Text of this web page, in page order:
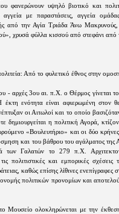
φανερώνουν υψηλό βιοτικό και
αγγεία με παραστάσεις, αγγεία
από την Αγία Τριάδα Άνω
χρυσά φύλλα κισσού από στεφάνι
Από το φυλετικό έθνος στην
- αρχές 3ου αι. π.Χ. ο Θέρμος γίνεται
έκτη ενότητα είναι αφιερωμένη στον
οι Αιτωλοί και το οποίο
δημιουργείται η πολιτική Αγορά,
«Βουλευτήριο» και οι δύο
και του βάθρου του αγάλματος της
των Γαλατών το 279 π.Χ.
πολιτιστικές και εμπορικές
καθώς επίσης λίθινες
πολιτικών προνομίων και
Μουσείο ολοκληρώνεται με την